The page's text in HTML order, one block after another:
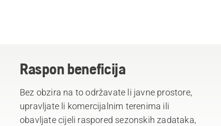
Raspon beneficija
Bez obzira na to održavate li javne prostore,
upravljate li komercijalnim terenima ili
obavljate cijeli raspored sezonskih zadataka,